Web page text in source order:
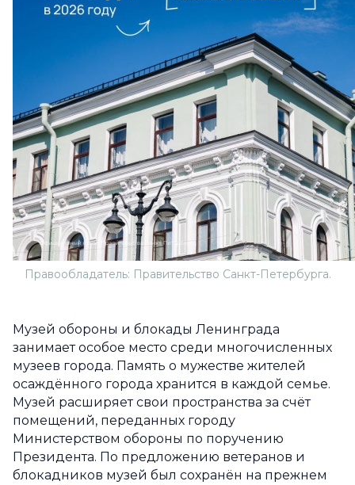
Правообладатель: Правительство Санкт-Петербурга.
Музей обороны и блокады Ленинграда
занимает особое место среди многочисленных
музеев города. Память о мужестве жителей
осаждённого города хранится в каждой семье.
Музей расширяет свои пространства за счёт
помещений, переданных городу
Министерством обороны по поручению
Президента. По предложению ветеранов и
блокадников музей был сохранён на прежнем